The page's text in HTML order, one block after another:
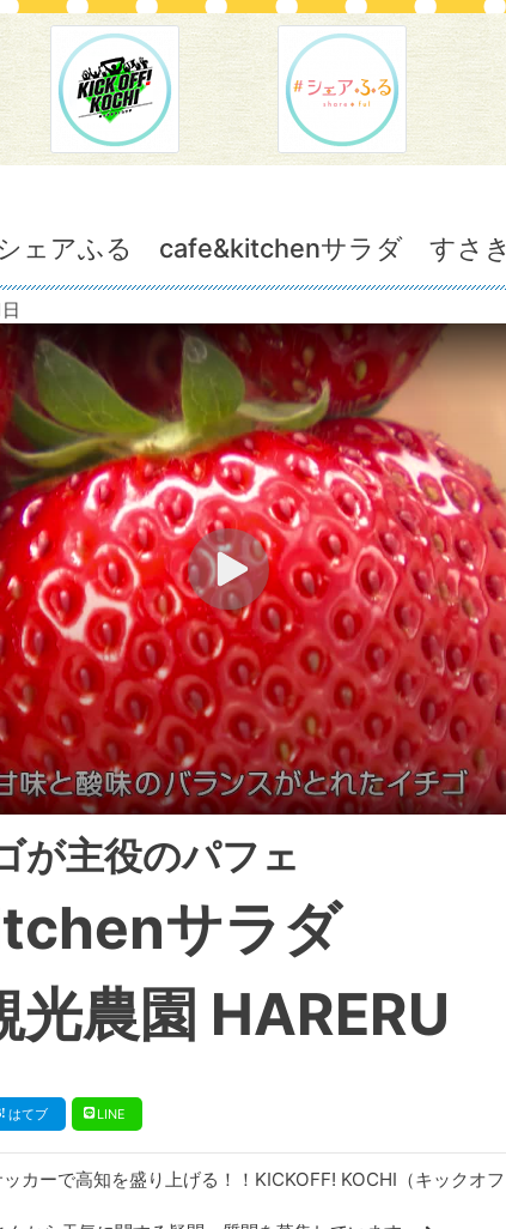
ェアふる cafe&kitchenサラダ すさ
が主役のパフェ
サラダ
光農園 HARERU
はてブ LINE
カーで高知を盛り上げる！！KICKOFF! KOCHI（キックオ